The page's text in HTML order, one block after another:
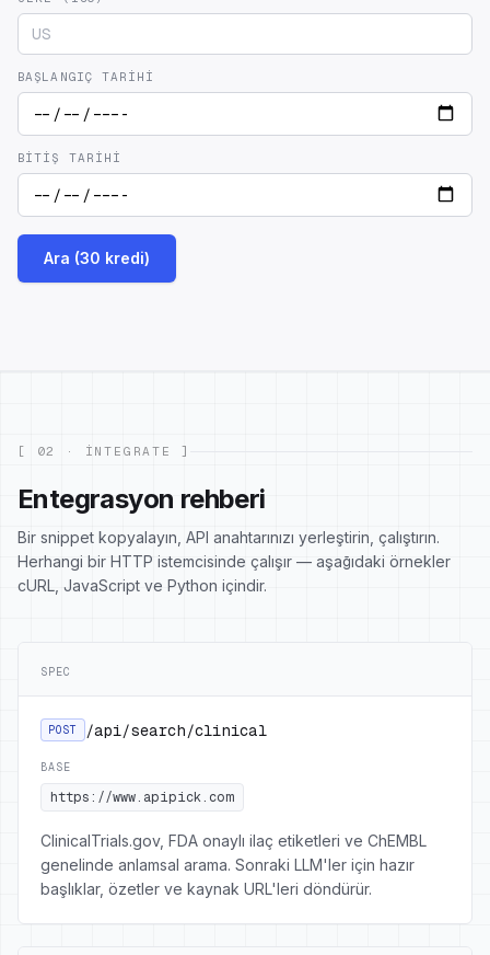
BAŞLANGIÇ TARIHI
BITIŞ TARIHI
Ara (30 kredi)
[ 02 · INTEGRATE ]
Entegrasyon rehberi
Bir snippet kopyalayın, API anahtarınızı yerleştirin, çalıştırın.
Herhangi bir HTTP istemcisinde çalışır — aşağıdaki örnekler
cURL, JavaScript ve Python içindir.
SPEC
POST /api/search/clinical
BASE
https://www.apipick.com
ClinicalTrials.gov, FDA onaylı ilaç etiketleri ve ChEMBL
genelinde anlamsal arama. Sonraki LLM'ler için hazır
başlıklar, özetler ve kaynak URL'leri döndürür.